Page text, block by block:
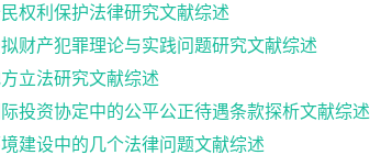
权利保护法律研究文献综述
财产犯罪理论与实践问题研究文献综述
立法研究文献综述
投资协定中的公平公正待遇条款探析文献综述
建设中的几个法律问题文献综述